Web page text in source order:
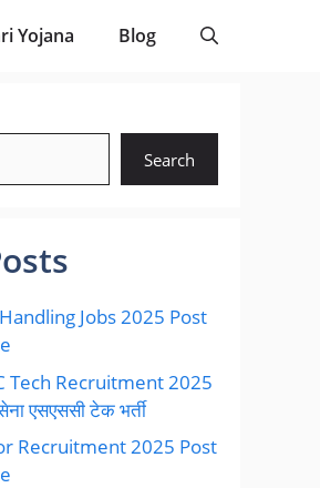
Yojana Blog
Search
Jobs 2025 Post
Tech Recruitment 2025
एसएससी टेक भर्ती
Recruitment 2025 Post